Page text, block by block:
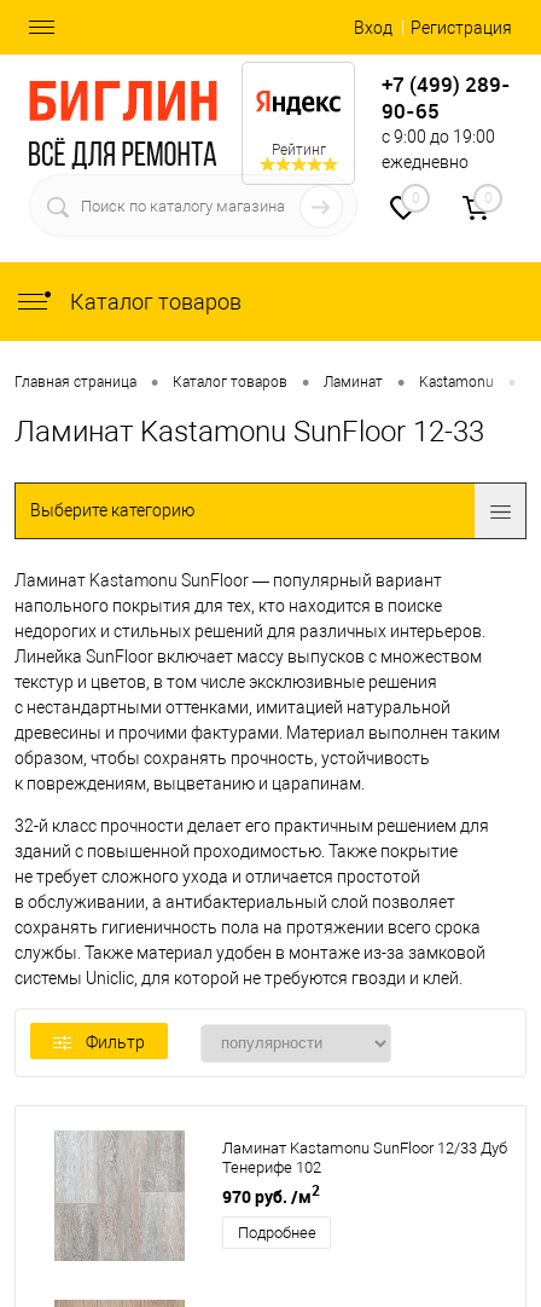
Вход Регистрация
Рейтинг
+7 (499) 289-
90-65
с 9:00 до 19:00
ежедневно
0 0
Каталог товаров
Главная страница • Каталог товаров • Ламинат • Kastamonu •
Ламинат Kastamonu SunFloor 12-33
Выберите категорию
Ламинат Kastamonu SunFloor — популярный вариант
напольного покрытия для тех, кто находится в поиске
недорогих и стильных решений для различных интерьеров.
Линейка SunFloor включает массу выпусков с множеством
текстур и цветов, в том числе эксклюзивные решения
с нестандартными оттенками, имитацией натуральной
древесины и прочими фактурами. Материал выполнен таким
образом, чтобы сохранять прочность, устойчивость
к повреждениям, выцветанию и царапинам.
32-й класс прочности делает его практичным решением для
зданий с повышенной проходимостью. Также покрытие
не требует сложного ухода и отличается простотой
в обслуживании, а антибактериальный слой позволяет
сохранять гигиеничность пола на протяжении всего срока
службы. Также материал удобен в монтаже из-за замковой
системы Uniclic, для которой не требуются гвозди и клей.
Фильтр
Ламинат Kastamonu SunFloor 12/33 Дуб
Тенерифе 102
970 руб. /м2
Подробнее